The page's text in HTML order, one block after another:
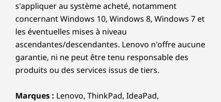
s'appliquer au système acheté, notamment
concernant Windows 10, Windows 8, Windows 7 et
les éventuelles mises à niveau
ascendantes/descendantes. Lenovo n'offre aucune
garantie, ni ne peut être tenu responsable des
produits ou des services issus de tiers.
Marques : Lenovo, ThinkPad, IdeaPad,